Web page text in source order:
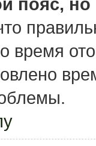
время